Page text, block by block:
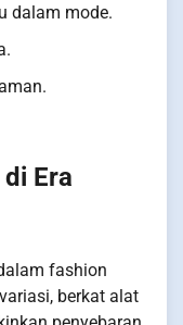
dalam mode.
Era
fashion
berkat alat